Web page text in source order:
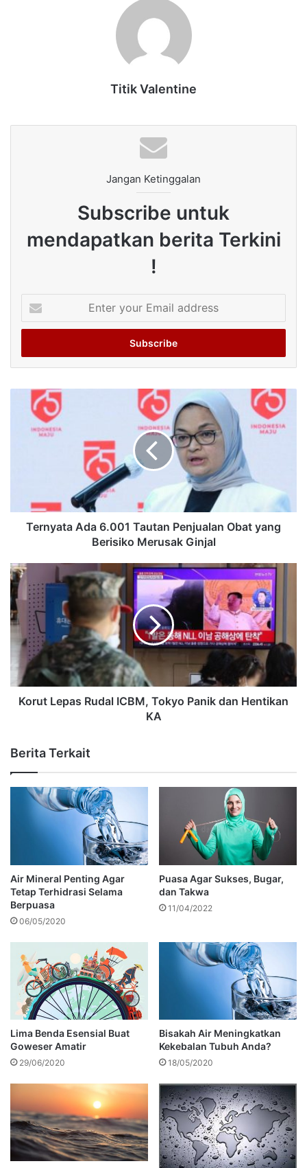
Titik Valentine
Jangan Ketinggalan
Subscribe untuk
mendapatkan berita Terkini
!
your
Email
Ternyata Ada 6.001 Tautan Penjualan Obat yang
Berisiko Merusak Ginjal
Korut Lepas Rudal ICBM, Tokyo Panik dan Hentikan
KA
Berita Terkait
Air Mineral Penting Agar
Tetap Terhidrasi Selama
Berpuasa
06/05/2020
Puasa Agar Sukses, Bugar,
dan Takwa
11/04/2022
Lima Benda Esensial Buat
Goweser Amatir
29/06/2020
Bisakah Air Meningkatkan
Kekebalan Tubuh Anda?
18/05/2020